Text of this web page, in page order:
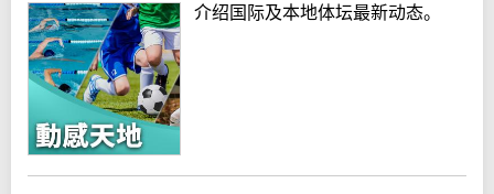
介绍国际及本地体坛最新动态。